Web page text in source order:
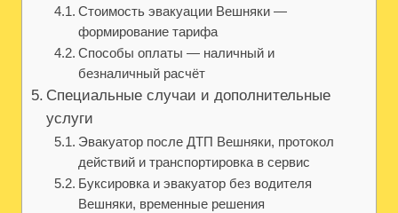
Стоимость эвакуации Вешняки —
формирование тарифа
Способы оплаты — наличный и
безналичный расчёт
Специальные случаи и дополнительные
услуги
Эвакуатор после ДТП Вешняки, протокол
действий и транспортировка в сервис
Буксировка и эвакуатор без водителя
Вешняки, временные решения